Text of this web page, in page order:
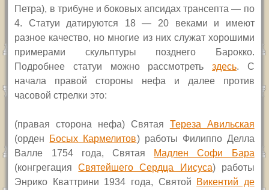
Петра), в трибуне и боковых апсидах трансепта — по
4. Статуи датируются 18 — 20 веками и имеют
разное качество, но многие из них служат хорошими
примерами скульптуры позднего Барокко.
Подробнее статуи можно рассмотреть здесь. С
начала правой стороны нефа и далее против
часовой стрелки это:
(правая сторона нефа) Святая Тереза Авильская
(орден Босых Кармелитов) работы Филиппо Делла
Валле 1754 года, Святая
Мадлен Софи Бара
(конгрегацияСвятейшего Сердца Иисуса) работы
Энрико Кваттрини 1934 года, Святой
Викентий де